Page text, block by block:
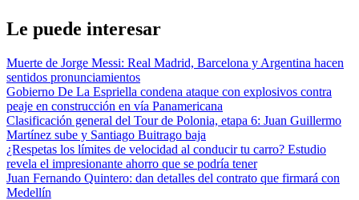
Le puede interesar
Muerte de Jorge Messi: Real Madrid, Barcelona y Argentina hacen
sentidos pronunciamientos
Gobierno De La Espriella condena ataque con explosivos contra
peaje en construcción en vía Panamericana
Clasificación general del Tour de Polonia, etapa 6: Juan Guillermo
Martínez sube y Santiago Buitrago baja
¿Respetas los límites de velocidad al conducir tu carro? Estudio
revela el impresionante ahorro que se podría tener
Juan Fernando Quintero: dan detalles del contrato que firmará con
Medellín